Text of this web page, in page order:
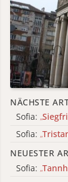
NÄCHSTE
Sofia: „
Sofia: „
NEUESTER
Sofia: „